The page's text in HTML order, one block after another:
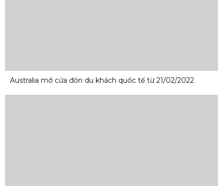
Australia mở cửa đón du khách quốc tế từ 21/02/2022